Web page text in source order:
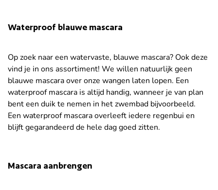
Waterproof blauwe mascara
Op zoek naar een watervaste, blauwe mascara? Ook deze
vind je in ons assortiment! We willen natuurlijk geen
blauwe mascara over onze wangen laten lopen. Een
waterproof mascara is altijd handig, wanneer je van plan
bent een duik te nemen in het zwembad bijvoorbeeld.
Een waterproof mascara overleeft iedere regenbui en
blijft gegarandeerd de hele dag goed zitten.
Mascara aanbrengen